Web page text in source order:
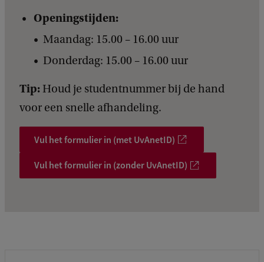
Openingstijden:
Maandag: 15.00 – 16.00 uur
Donderdag: 15.00 – 16.00 uur
Tip: Houd je studentnummer bij de hand
voor een snelle afhandeling.
Vul het formulier in (met UvAnetID)
Vul het formulier in (zonder UvAnetID)